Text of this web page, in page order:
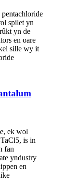
spilet yn
yn de
en oare
sille wy it
ek wol
is in
fan
yndustry
en